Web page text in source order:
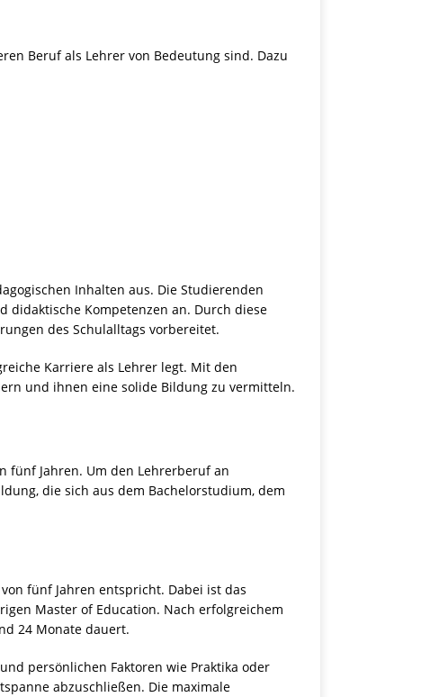
Beruf als Lehrer von Bedeutung sind. Dazu
Inhalten aus. Die Studierenden
didaktische Kompetenzen an. Durch diese
des Schulalltags vorbereitet.
Karriere als Lehrer legt. Mit den
und ihnen eine solide Bildung zu vermitteln.
fünf Jahren. Um den Lehrerberuf an
die sich aus dem Bachelorstudium, dem
fünf Jahren entspricht. Dabei ist das
Master of Education. Nach erfolgreichem
24 Monate dauert.
persönlichen Faktoren wie Praktika oder
abzuschließen. Die maximale